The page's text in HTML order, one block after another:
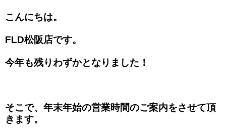
こんにちは。
FLD松阪店です。
今年も残りわずかとなりました！
そこで、年末年始の営業時間のご案内をさせて頂
きます。